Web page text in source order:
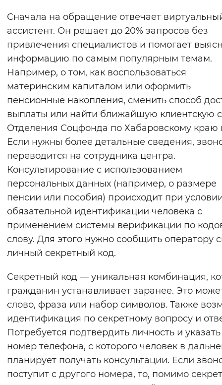
Сначала на обращение отвечает
ассистент. Он решает до 20% запросов без
привлечения специалистов и помогает
информацию по самым популярным темам.
Например, о том, как воспользоваться
материнским капиталом или оформить
пенсионные накопления, сменить способ
выплаты или найти ближайшую клиентскую
Отделения Соцфонда по Хабаровскому краю
Если нужны более детальные сведения,
переводится на сотрудника центра.
Консультирование с использованием
персональных данных (например, о размере
пенсии или пособия) происходит при
обязательной идентификации человека с
применением системы верификации по
слову. Для этого нужно сообщить оператору
личный секретный код.
Секретный код — уникальная комбинация,
гражданин устанавливает заранее. Это
слово, фраза или набор символов. Также
идентификация по секретному вопросу и
Потребуется подтвердить личность и указать
номер телефона, с которого человек в
планирует получать консультации. Если
поступит с другого номера, то, помимо